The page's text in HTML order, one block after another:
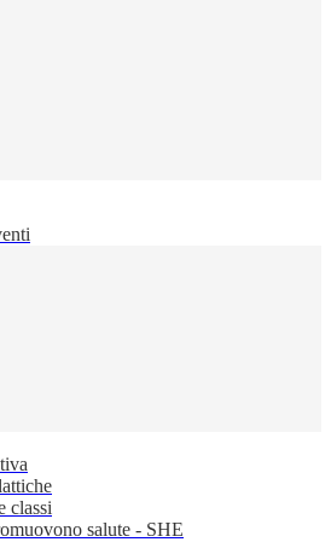
classi
salute - SHE